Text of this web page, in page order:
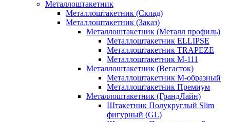
Металлоштакетник
Металлоштакетник (Склад)
Металлоштакетник (Заказ)
Металлоштакетник (Металл профиль)
Металлоштакетник ELLIPSE
Металлоштакетник TRAPEZE
Металлоштакетник М-111
Металлоштакетник (Вегасток)
Металлоштакетник М-образный
Металлоштакетник Премиум
Металлоштакетник (ГрандЛайн)
Штакетник Полукруглый Slim
фигурный (GL)